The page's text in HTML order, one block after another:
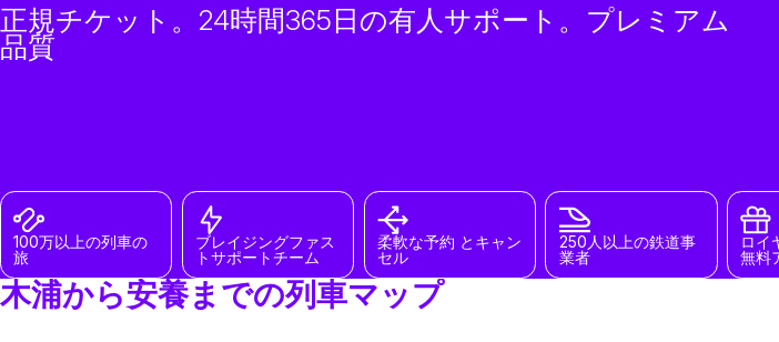
正規チケット。24時間365日の有人サポート。プレミアム
品質
100万以上の列車の
旅
ブレイジングファス
トサポートチーム
柔軟な予約 とキャン
セル
250人以上の鉄道事
業者
ロイ
無料
木浦から安養までの列車マップ